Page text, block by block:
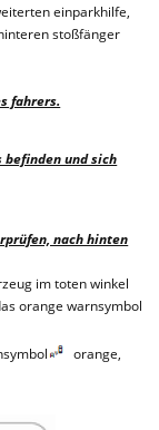
einparkhilfe,
stoßfänger
fahrers.
befinden und sich
nach hinten
im toten winkel
orange warnsymbol
orange,